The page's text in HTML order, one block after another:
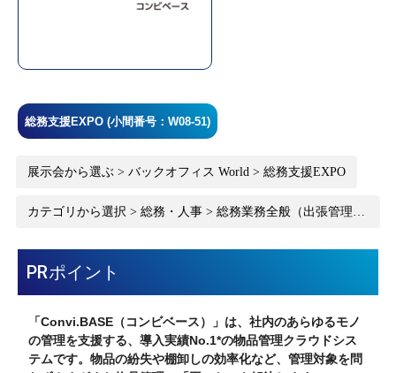
総務支援EXPO (小間番号：W08-51)
展示会から選ぶ > バックオフィス World > 総務支援EXPO
カテゴリから選択 > 総務・人事 > 総務業務全般（出張管理・
PRポイント
「Convi.BASE（コンビベース）」は、社内のあらゆるモノ
の管理を支援する、導入実績No.1*の物品管理クラウドシス
テムです。物品の紛失や棚卸しの効率化など、管理対象を問